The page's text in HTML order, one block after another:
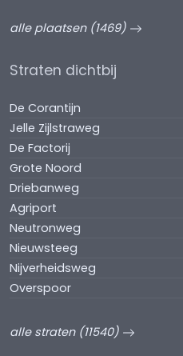
alle plaatsen (1469)
Straten dichtbij
De Corantijn
Jelle Zijlstraweg
De Factorij
Grote Noord
Driebanweg
Agriport
Neutronweg
Nieuwsteeg
Nijverheidsweg
Overspoor
alle straten (11540)